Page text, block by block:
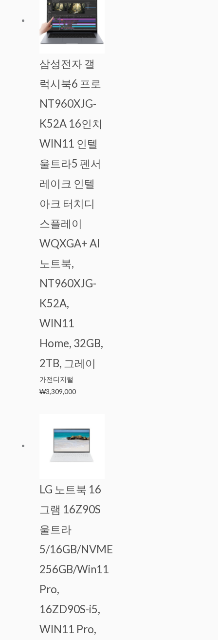
삼성전자 갤
럭시북6 프로
NT960XJG-
K52A 16인치
WIN11 인텔
울트라5 펜서
레이크 인텔
아크 터치디
스플레이
WQXGA+ AI
노트북,
NT960XJG-
K52A,
WIN11
Home, 32GB,
2TB, 그레이
가전디지털
₩3,309,000
LG 노트북 16
그램 16Z90S
울트라
5/16GB/NVME
256GB/Win11
Pro,
16ZD90S-i5,
WIN11 Pro,